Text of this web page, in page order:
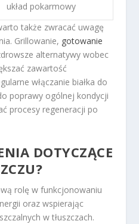
układ pokarmowy
także zwracać uwagę
Grillowanie, gotowanie
alternatywy wobec
zawartość
włączanie białka do
poprawy ogólnej kondycji
procesy regeneracji po
DOTYCZĄCE
rolę w funkcjonowaniu
oraz wspierając
w tłuszczach.